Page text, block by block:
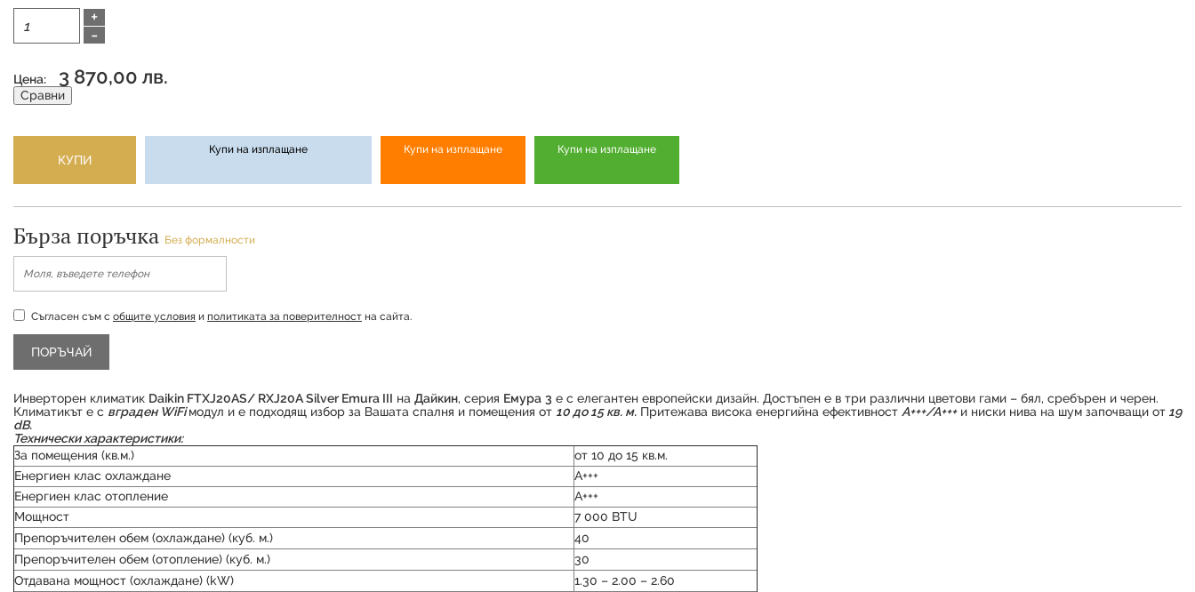
+
-
Цена: 3 870,00 лв.
Сравни
КУПИ
Купи на изплащане Купи на изплащане Купи на изплащане
Бърза поръчка Без формалности
Съгласен съм с общите условия и политиката за поверителност на сайта.
Инверторен климатик Daikin FTXJ20AS/ RXJ20A Silver Emura III на Дайкин, серия Емура 3 е с елегантен европейски дизайн. Достъпен е в три различни цветови гами – бял, сребърен и черен.
Климатикът е с вграден WiFiмодул и е подходящ избор за Вашата спалня и помещения от 10 до 15 кв. м. Притежава висока енергийна ефективност А+++/А+++и ниски нива на шум започващи от 19
dB.
Технически характеристики:
За помещения (кв.м.)
от 10 до 15 кв.м.
Енергиен клас охлаждане
А+++
Енергиен клас отопление
А+++
Мощност
7 000 BTU
Препоръчителен обем (охлаждане) (куб. м.)
40
Препоръчителен обем (отопление) (куб. м.)
30
Отдавана мощност (охлаждане) (kW)
1.30 – 2.00 – 2.60